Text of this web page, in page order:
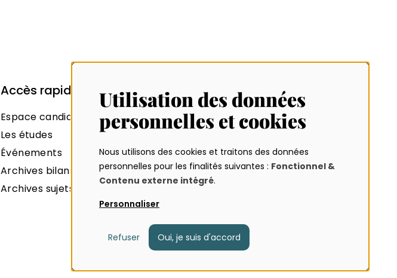
Accès rapides
Espace candidats
Les études
Événements
Archives bilans et statistiques
Archives sujets et rapports
Utilisation des données
personnelles et cookies
Nous utilisons des cookies et traitons des données
personnelles pour les finalités suivantes : Fonctionnel &
Contenu externe intégré.
Personnaliser
Refuser Oui, je suis d'accord